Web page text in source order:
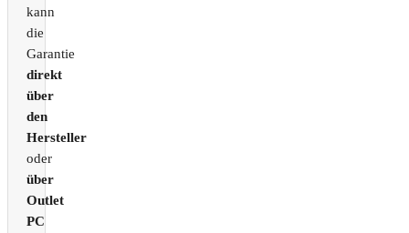
kann
die
Garantie
direkt
über
den
Hersteller
oder
über
Outlet
PC